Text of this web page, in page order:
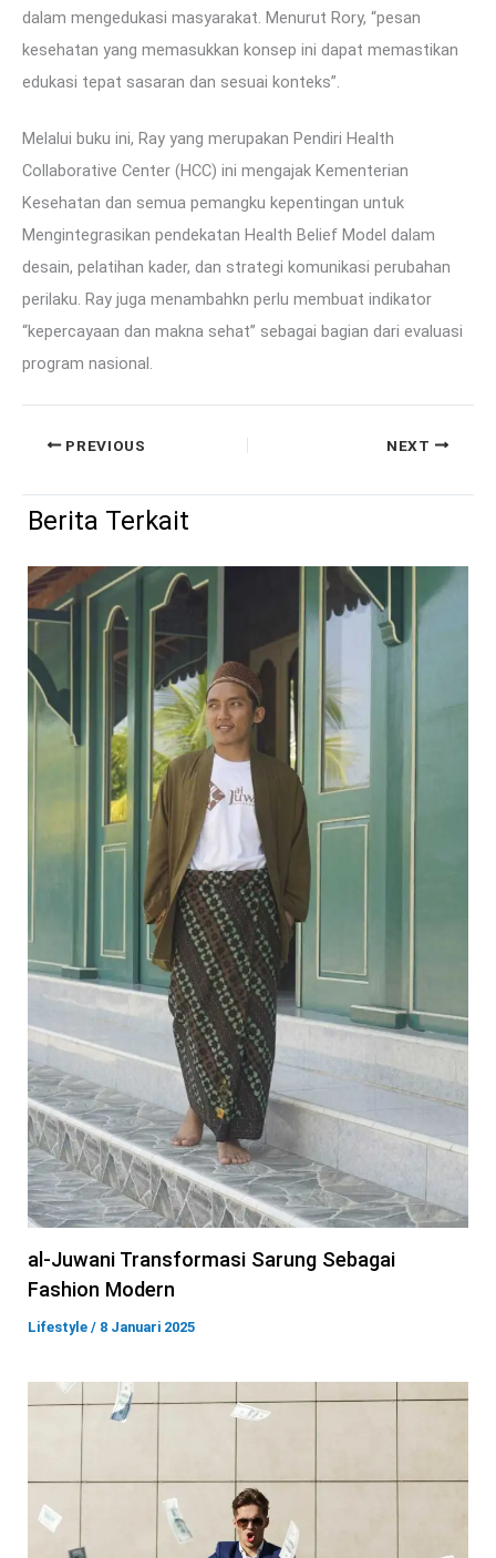
dalam mengedukasi masyarakat. Menurut Rory, “pesan
kesehatan yang memasukkan konsep ini dapat memastikan
edukasi tepat sasaran dan sesuai konteks”.
Melalui buku ini, Ray yang merupakan Pendiri Health
Collaborative Center (HCC) ini mengajak Kementerian
Kesehatan dan semua pemangku kepentingan untuk
Mengintegrasikan pendekatan Health Belief Model dalam
desain, pelatihan kader, dan strategi komunikasi perubahan
perilaku. Ray juga menambahkn perlu membuat indikator
“kepercayaan dan makna sehat” sebagai bagian dari evaluasi
program nasional.
PREVIOUS NEXT
Berita Terkait
al-Juwani Transformasi Sarung Sebagai
Fashion Modern
Lifestyle / 8 Januari 2025